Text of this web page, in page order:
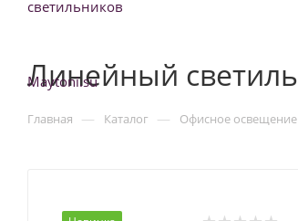
Линейный
Главная — Каталог — Офисное освещение